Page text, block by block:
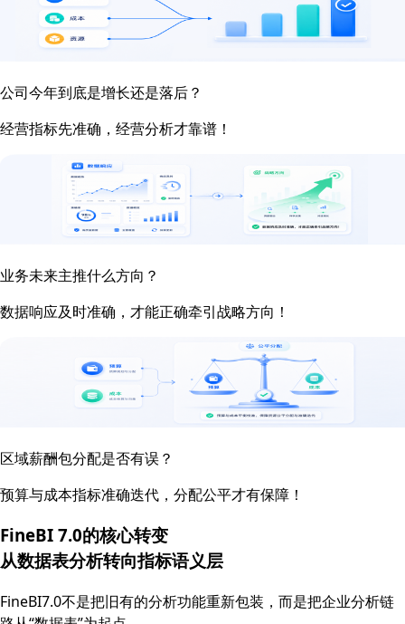
公司今年到底是增长还是落后？
经营指标先准确，经营分析才靠谱！
业务未来主推什么方向？
数据响应及时准确，才能正确牵引战略方向！
区域薪酬包分配是否有误？
预算与成本指标准确迭代，分配公平才有保障！
FineBI 7.0的核心转变
从数据表分析转向指标语义层
FineBI7.0不是把旧有的分析功能重新包装，而是把企业分析链